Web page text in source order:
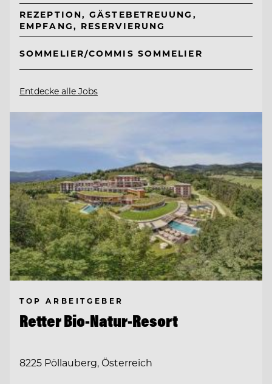
REZEPTION, GÄSTEBETREUUNG,
EMPFANG, RESERVIERUNG
SOMMELIER/COMMIS SOMMELIER
Entdecke alle Jobs
TOP ARBEITGEBER
Retter Bio-Natur-Resort
8225 Pöllauberg, Österreich